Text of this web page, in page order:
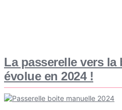
La passerelle vers la
évolue en 2024 !